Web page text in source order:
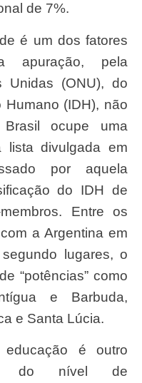
de 7%.
apuração, pela
Unidas (ONU), do
Humano (IDH), não
ocupe uma
lista divulgada em
por aquela
do IDH de
Entre os
a Argentina em
lugares, o
“potências” como
e Barbuda,
e Santa Lúcia.
do nível de